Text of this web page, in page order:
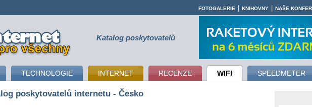
k internetu Katalog poskytovatelů
TECHNOLOGIE INTERNET RECENZE WIFI SPEEDMETER
FOTOGALERIE KNIHOVNY NAŠE
poskytovatelů internetu - Česko